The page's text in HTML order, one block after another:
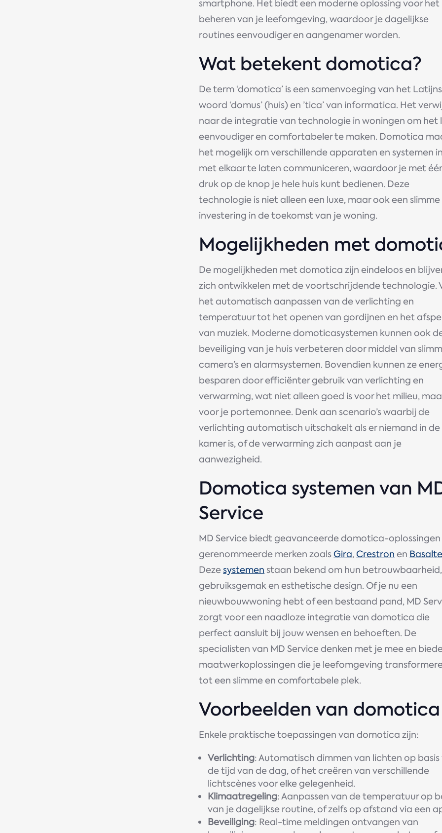
smartphone. Het biedt een moderne oplossing voor het
beheren van je leefomgeving, waardoor je dagelijkse
routines eenvoudiger en aangenamer worden.
Wat betekent domotica?
De term ‘domotica’ is een samenvoeging van het
woord ‘domus’ (huis) en ’tica’ van informatica. Het
naar de integratie van technologie in woningen om het
eenvoudiger en comfortabeler te maken. Domotica
het mogelijk om verschillende apparaten en systemen
met elkaar te laten communiceren, waardoor je met
druk op de knop je hele huis kunt bedienen. Deze
technologie is niet alleen een luxe, maar ook een slimme
investering in de toekomst van je woning.
Mogelijkheden met
De mogelijkheden met domotica zijn eindeloos en
zich ontwikkelen met de voortschrijdende technologie.
het automatisch aanpassen van de verlichting en
temperatuur tot het openen van gordijnen en het
van muziek. Moderne domoticasystemen kunnen ook
beveiliging van je huis verbeteren door middel van
camera’s en alarmsystemen. Bovendien kunnen ze
besparen door efficiënter gebruik van verlichting en
verwarming, wat niet alleen goed is voor het milieu,
voor je portemonnee. Denk aan scenario’s waarbij de
verlichting automatisch uitschakelt als er niemand in de
kamer is, of de verwarming zich aanpast aan je
aanwezigheid.
Domotica systemen van
Service
MD Service biedt geavanceerde domotica-
gerenommeerde merken zoalsGira,Crestron en
Dezesystemen staan bekend om hun betrouwbaarheid,
gebruiksgemak en esthetische design. Of je nu een
nieuwbouwwoning hebt of een bestaand pand, MD
zorgt voor een naadloze integratie van domotica die
perfect aansluit bij jouw wensen en behoeften. De
specialisten van MD Service denken met je mee en
maatwerkoplossingen die je leefomgeving
tot een slimme en comfortabele plek.
Voorbeelden van domotica
Enkele praktische toepassingen van domotica zijn:
Verlichting: Automatisch dimmen van lichten op basis
de tijd van de dag, of het creëren van verschillende
lichtscènes voor elke gelegenheid.
Klimaatregeling: Aanpassen van de temperatuur op
van je dagelijkse routine, of zelfs op afstand via een
Beveiliging: Real-time meldingen ontvangen van